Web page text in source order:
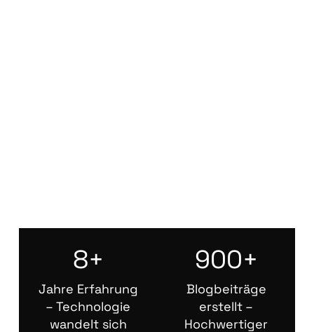
8+
Jahre Erfahrung
– Technologie
wandelt sich
900+
Blogbeiträge
erstellt –
Hochwertiger